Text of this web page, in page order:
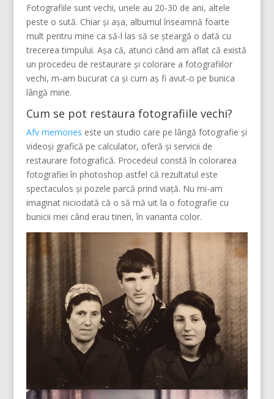
Fotografiile sunt vechi, unele au 20-30 de ani, altele
peste o sută. Chiar și așa, albumul înseamnă foarte
mult pentru mine ca să-l las să se șteargă o dată cu
trecerea timpului. Așa că, atunci când am aflat că există
un procedeu de restaurare și colorare a fotografiilor
vechi, m-am bucurat ca și cum aș fi avut-o pe bunica
lângă mine.
Cum se pot restaura fotografiile vechi?
Afv memories este un studio care pe lângă fotografie și
videoși grafică pe calculator, oferă și servicii de
restaurare fotografică. Procedeul constă în colorarea
fotografiei în photoshop astfel că rezultatul este
spectaculos și pozele parcă prind viață. Nu mi-am
imaginat niciodată că o să mă uit la o fotografie cu
bunicii mei când erau tineri, în varianta color.